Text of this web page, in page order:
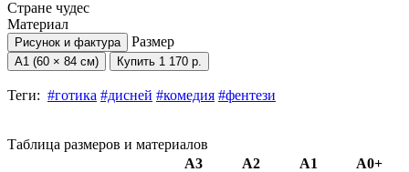
Материал
Рисунок и фактура Размер
А1 (60 × 84 см) Купить 1 170 р.
Теги: #готика #дисней #комедия #фентези
Таблица размеров и материалов
А3
А2 А1 А0+